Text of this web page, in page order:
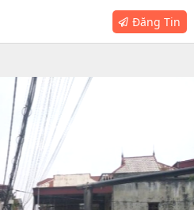
Đăng Tin